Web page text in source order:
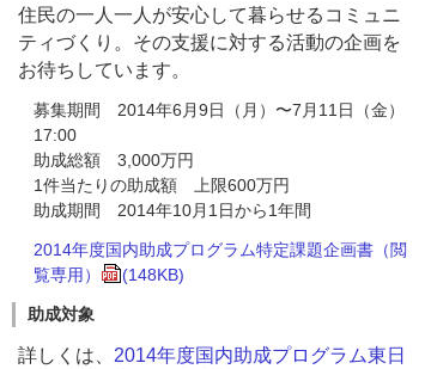
住民の一人一人が安心して暮らせるコミュニ
ティづくり。その支援に対する活動の企画を
お待ちしています。
募集期間 2014年6月9日（月）〜7月11日（金）
17:00
助成総額 3,000万円
1件当たりの助成額 上限600万円
助成期間 2014年10月1日から1年間
2014年度国内助成プログラム特定課題企画書（閲
覧専用）
(148KB)
助成対象
詳しくは、 2014年度国内助成プログラム東日